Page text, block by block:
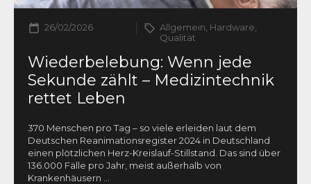
26/02/2026
Allgemein, Hardware,
Qualität
Wiederbelebung: Wenn jede
Sekunde zählt – Medizintechnik
rettet Leben
370 Menschen pro Tag – so viele erleiden laut dem
Deutschen Reanimationsregister 2024 in Deutschland
einen plötzlichen Herz-Kreislauf-Stillstand. Das sind über
136.000 Fälle pro Jahr, meist außerhalb von
Krankenhäusern